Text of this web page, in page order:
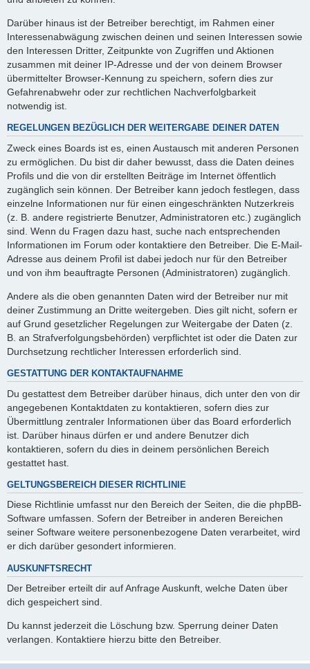
Darüber hinaus ist der Betreiber berechtigt, im Rahmen einer
Interessenabwägung zwischen deinen und seinen Interessen sowie
den Interessen Dritter, Zeitpunkte von Zugriffen und Aktionen
zusammen mit deiner IP-Adresse und der von deinem Browser
übermittelter Browser-Kennung zu speichern, sofern dies zur
Gefahrenabwehr oder zur rechtlichen Nachverfolgbarkeit
notwendig ist.
REGELUNGEN BEZÜGLICH DER WEITERGABE DEINER DATEN
Zweck eines Boards ist es, einen Austausch mit anderen Personen
zu ermöglichen. Du bist dir daher bewusst, dass die Daten deines
Profils und die von dir erstellten Beiträge im Internet öffentlich
zugänglich sein können. Der Betreiber kann jedoch festlegen, dass
einzelne Informationen nur für einen eingeschränkten Nutzerkreis
(z. B. andere registrierte Benutzer, Administratoren etc.) zugänglich
sind. Wenn du Fragen dazu hast, suche nach entsprechenden
Informationen im Forum oder kontaktiere den Betreiber. Die E-Mail-
Adresse aus deinem Profil ist dabei jedoch nur für den Betreiber
und von ihm beauftragte Personen (Administratoren) zugänglich.
Andere als die oben genannten Daten wird der Betreiber nur mit
deiner Zustimmung an Dritte weitergeben. Dies gilt nicht, sofern er
auf Grund gesetzlicher Regelungen zur Weitergabe der Daten (z.
B. an Strafverfolgungsbehörden) verpflichtet ist oder die Daten zur
Durchsetzung rechtlicher Interessen erforderlich sind.
GESTATTUNG DER KONTAKTAUFNAHME
Du gestattest dem Betreiber darüber hinaus, dich unter den von dir
angegebenen Kontaktdaten zu kontaktieren, sofern dies zur
Übermittlung zentraler Informationen über das Board erforderlich
ist. Darüber hinaus dürfen er und andere Benutzer dich
kontaktieren, sofern du dies in deinem persönlichen Bereich
gestattet hast.
GELTUNGSBEREICH DIESER RICHTLINIE
Diese Richtlinie umfasst nur den Bereich der Seiten, die die phpBB-
Software umfassen. Sofern der Betreiber in anderen Bereichen
seiner Software weitere personenbezogene Daten verarbeitet, wird
er dich darüber gesondert informieren.
AUSKUNFTSRECHT
Der Betreiber erteilt dir auf Anfrage Auskunft, welche Daten über
dich gespeichert sind.
Du kannst jederzeit die Löschung bzw. Sperrung deiner Daten
verlangen. Kontaktiere hierzu bitte den Betreiber.